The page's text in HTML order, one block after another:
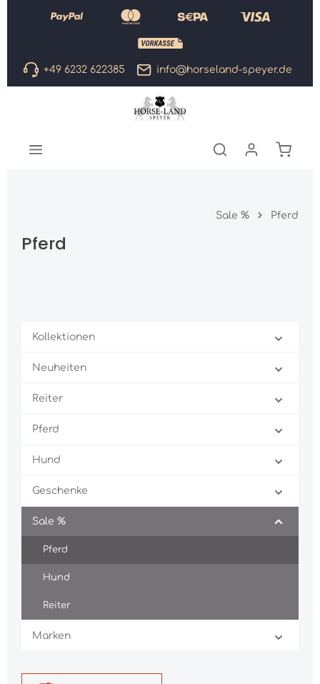
Zum Hauptinhalt springen
+49 6232 622385 info@horseland-speyer.de
Sale % Pferd
Pferd
Kollektionen
Neuheiten
Reiter
Pferd
Hund
Geschenke
Sale %
Pferd
Hund
Reiter
Marken